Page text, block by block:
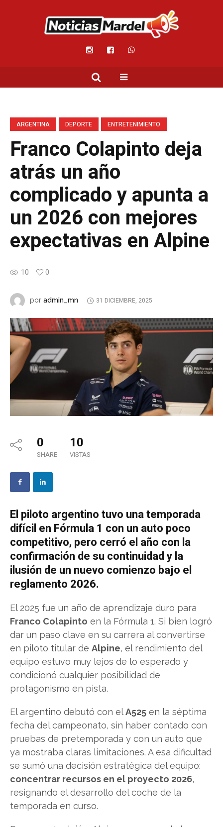
ARGENTINA DEPORTE ENTRETENIMIENTO
Franco Colapinto deja
atrás un año
complicado y apunta a
un 2026 con mejores
expectativas en Alpine
10 0
por admin_mn 31 DICIEMBRE, 2025
0
SHARE
10
VISTAS
El piloto argentino tuvo una temporada
difícil en Fórmula 1 con un auto poco
competitivo, pero cerró el año con la
confirmación de su continuidad y la
ilusión de un nuevo comienzo bajo el
reglamento 2026.
El 2025 fue un año de aprendizaje duro para
Franco Colapinto en la Fórmula 1. Si bien logró
dar un paso clave en su carrera al convertirse
en piloto titular de Alpine, el rendimiento del
equipo estuvo muy lejos de lo esperado y
condicionó cualquier posibilidad de
protagonismo en pista.
El argentino debutó con elA525 en la séptima
fecha del campeonato, sin haber contado con
pruebas de pretemporada y con un auto que
ya mostraba claras limitaciones. A esa dificultad
se sumó una decisión estratégica del equipo:
concentrar recursos en el proyecto 2026,
resignando el desarrollo del coche de la
temporada en curso.